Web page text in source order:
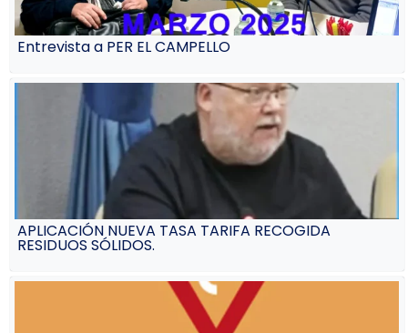
Entrevista a PER EL CAMPELLO
APLICACIÓN NUEVA TASA TARIFA RECOGIDA
RESIDUOS SÓLIDOS.